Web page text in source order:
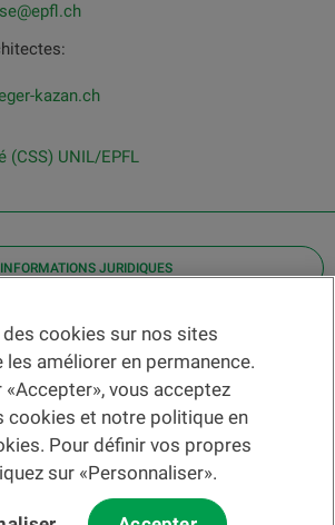
kazan.ch
(CSS) UNIL/EPFL
INFORMATIONS JURIDIQUES
Contact
Localiser une agence
Aide
Actualités
Taux de change
cookies sur nos sites
les améliorer en permanence.
«Accepter», vous acceptez
cookies et notre politique en
Pour définir vos propres
sur «Personnaliser».